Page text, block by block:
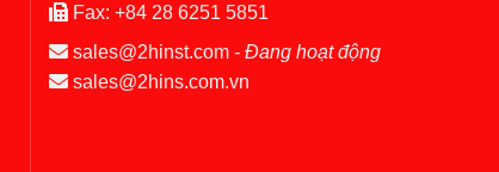
Fax: +84 28 6251 5851
sales@2hinst.com - Đang hoạt động
sales@2hins.com.vn